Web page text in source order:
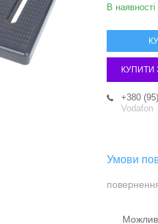
В наявності
КУПИТИ
+380
Vodafon